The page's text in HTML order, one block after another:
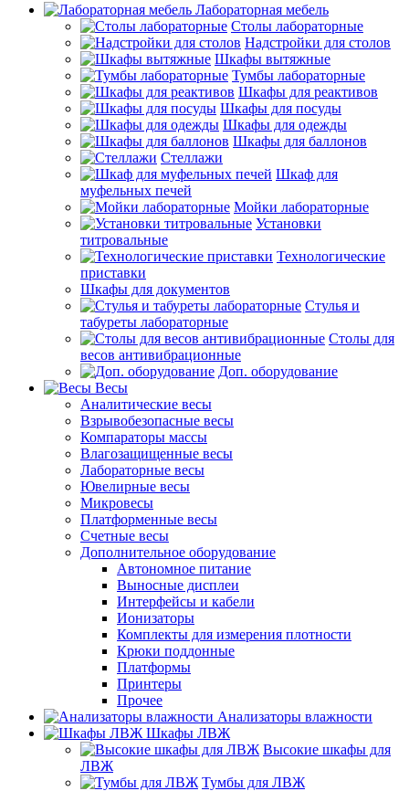
Лабораторная мебель
Столы лабораторные
Надстройки для столов
Шкафы вытяжные
Тумбы лабораторные
Шкафы для реактивов
Шкафы для посуды
Шкафы для одежды
Шкафы для баллонов
Стеллажи
Шкаф для
муфельных печей
Мойки лабораторные
Установки
титровальные
Технологические
приставки
Шкафы для документов
Стулья и
табуреты лабораторные
Столы для
весов антивибрационные
Доп. оборудование
Весы
Аналитические весы
Взрывобезопасные весы
Компараторы массы
Влагозащищенные весы
Лабораторные весы
Ювелирные весы
Микровесы
Платформенные весы
Счетные весы
Дополнительное оборудование
Автономное питание
Выносные дисплеи
Интерфейсы и кабели
Ионизаторы
Комплекты для измерения плотности
Крюки поддонные
Платформы
Принтеры
Прочее
Анализаторы влажности
Шкафы ЛВЖ
Высокие шкафы для
ЛВЖ
Тумбы для ЛВЖ